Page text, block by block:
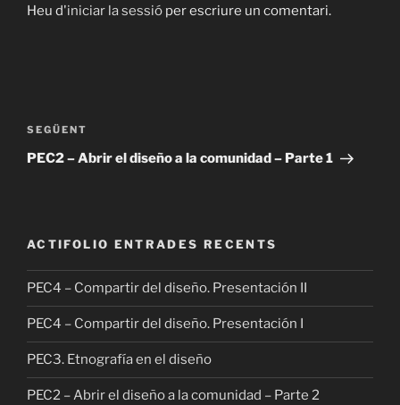
Heu d'iniciar la sessió per escriure un comentari.
d'entrades
Entrada
següent
SEGÜENT
PEC2 – Abrir el diseño a la comunidad – Parte 1
ACTIFOLIO ENTRADES RECENTS
PEC4 – Compartir del diseño. Presentación II
PEC4 – Compartir del diseño. Presentación I
PEC3. Etnografía en el diseño
PEC2 – Abrir el diseño a la comunidad – Parte 2